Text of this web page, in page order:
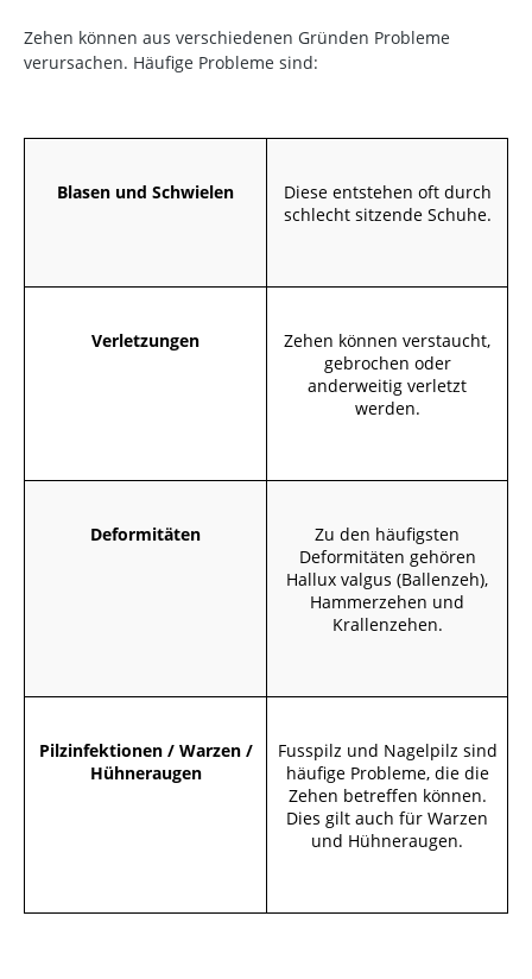
Zehen können aus verschiedenen Gründen Probleme
verursachen. Häufige Probleme sind:
Blasen und Schwielen
Diese entstehen oft durch
schlecht sitzende Schuhe.
Verletzungen
Zehen können verstaucht,
gebrochen oder
anderweitig verletzt
werden.
Deformitäten
Zu den häufigsten
Deformitäten gehören
Hallux valgus (Ballenzeh),
Hammerzehen und
Krallenzehen.
Pilzinfektionen / Warzen /
Hühneraugen
Fusspilz und Nagelpilz sind
häufige Probleme, die die
Zehen betreffen können.
Dies gilt auch für Warzen
und Hühneraugen.